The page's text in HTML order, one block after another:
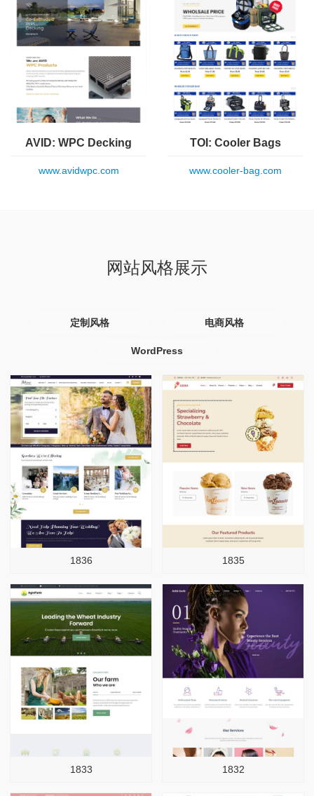
AVID: WPC Decking
www.avidwpc.com
TOI: Cooler Bags
www.cooler-bag.com
网站风格展示
定制风格 电商风格
WordPress
1836 1835
1833 1832